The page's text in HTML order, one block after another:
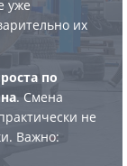
уже
их
по
. Смена
не
Важно: